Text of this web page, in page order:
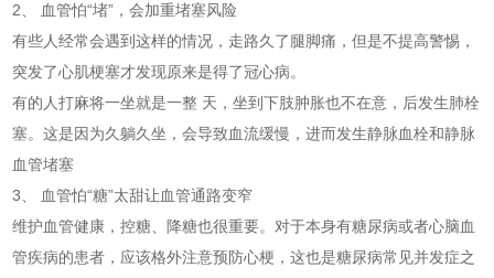
2、 血管怕“堵”，会加重堵塞风险
有些人经常会遇到这样的情况，走路久了腿脚痛，但是不提高警惕，
突发了心肌梗塞才发现原来是得了冠心病。
有的人打麻将一坐就是一整 天，坐到下肢肿胀也不在意，后发生肺栓
塞。这是因为久躺久坐，会导致血流缓慢，进而发生静脉血栓和静脉
血管堵塞
3、 血管怕“糖”太甜让血管通路变窄
维护血管健康，控糖、降糖也很重要。对于本身有糖尿病或者心脑血
管疾病的患者，应该格外注意预防心梗，这也是糖尿病常见并发症之